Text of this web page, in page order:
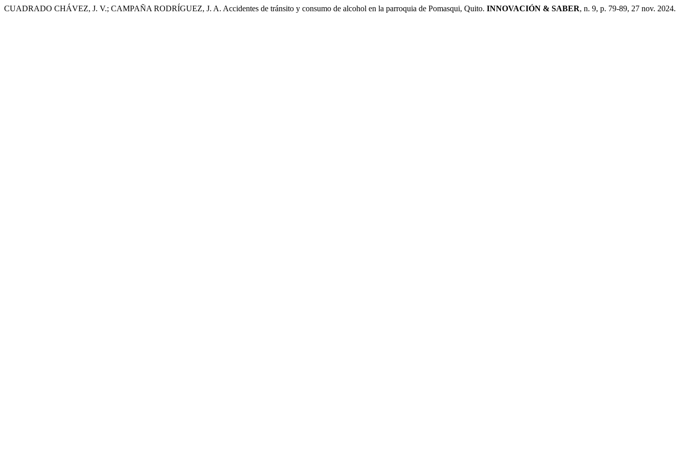
CUADRADO CHÁVEZ, J. V.; CAMPAÑA RODRÍGUEZ, J. A. Accidentes de tránsito y consumo de alcohol en la parroquia de Pomasqui, Quito. INNOVACIÓN & SABER, n. 9, p. 79-89, 27 nov. 2024.